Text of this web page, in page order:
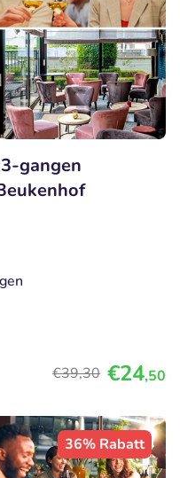
gangen
€39,30 €24,50
36% Rabatt